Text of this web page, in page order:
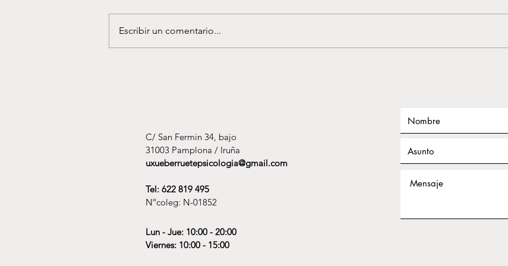
San Fermín? No existe una única
explicación, pero sí hay varios
"No me he atrevido porque
Escribir un comentario...
C/ San Fermin 34, bajo
31003 Pamplona / Iruña
uxueberruetepsicologia@gmail.com
Tel: 622 819 495
Nºcoleg: N-01852
Lun - Jue: 10:00 - 20:00
Viernes: 10:00 - 15:00